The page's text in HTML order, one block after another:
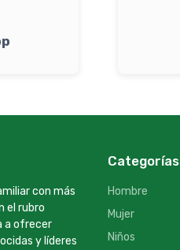
con más
el rubro
a ofrecer
y líderes
Categorías
Hombre
Mujer
Niños